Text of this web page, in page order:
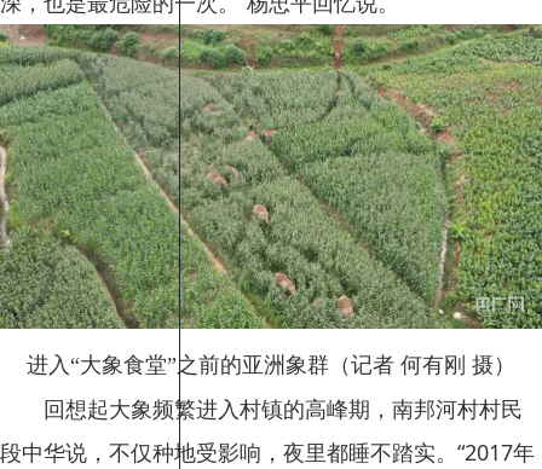
进入“大象食堂”之前的亚洲象群（记者 何有刚 摄）
回想起大象频繁进入村镇的高峰期，南邦河村村民
段中华说，不仅种地受影响，夜里都睡不踏实。“2017年